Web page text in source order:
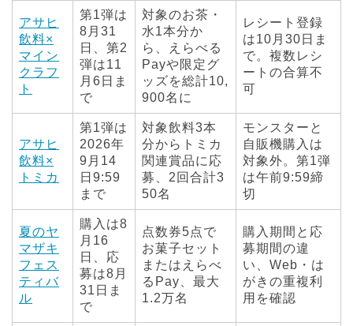
アサヒ
飲料×
マイン
クラフ
ト
第1弾は
8月31
日、第2
弾は11
月6日ま
で
対象のお茶・
水1本分か
ら、えらべる
Payや限定グ
ッズを総計10,
900名に
レシート登録
は10月30日ま
で。複数レシ
ートの合算不
可
アサヒ
飲料×
トミカ
第1弾は
2026年
9月14
日9:59
まで
対象飲料3本
分からトミカ
関連賞品に応
募、2回合計3
50名
モンスターと
自販機購入は
対象外。第1弾
は午前9:59締
切
夏のヤ
マザキ
フェス
ティバ
ル
購入は8
月16
日、応
募は8月
31日ま
で
点数券5点で
お菓子セット
またはえらべ
るPay、最大
1.2万名
購入期間と応
募期間の違
い、Web・は
がきの重複利
用を確認